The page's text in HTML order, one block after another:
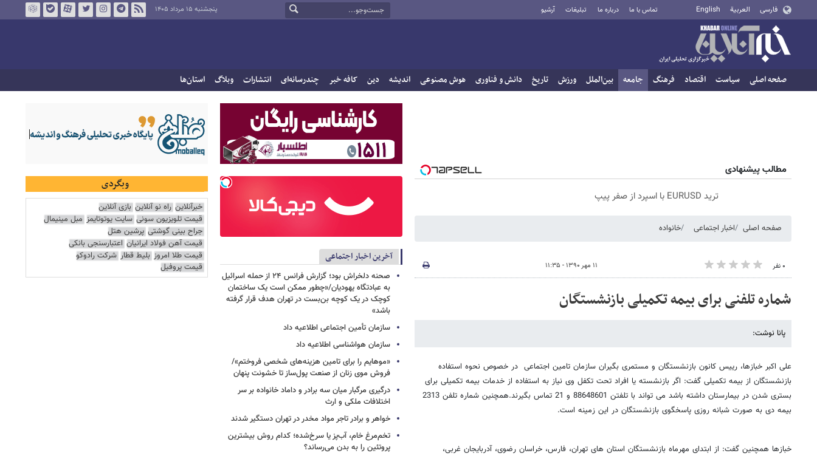
فارسی العربية English تماس با ما درباره ما تبلیغات آرشیو پنجشنبه ۱۵ مرداد ۱۴۰۵
صفحه اصلی سیاست اقتصاد فرهنگ جامعه بین‌الملل ورزش تاریخ دانش و فناوری هوش مصنوعی اندیشه دین کافه خبر چندرسانه‌ای انتشارات وبلاگ استان‌ها
مطالب پیشنهادی
ترید EURUSD با اسپرد از صفر پیپ
صفحه اصلی اخبار اجتماعی خانواده
۰ نفر ۱۱ مهر ۱۳۹۰ - ۱۱:۳۵
شماره تلفنی برای بیمه تکمیلی بازنشستگان
پانا نوشت:
علی اکبر خبازها، رییس کانون بازنشستگان و مستمری بگیران سازمان تامین اجتماعی در خصوص نحوه استفاده
بازنشستگان از بیمه تکمیلی گفت: اگر بازنشسته یا افراد تحت تکفل وی نیاز به استفاده از خدمات بیمه تکمیلی برای
بستری شدن در بیمارستان داشته باشد می تواند با تلفتن 88648601 و 21 تماس بگیرند.همچنین شماره تلفن 2313
بیمه دی به صورت شبانه روزی پاسخگوی بازنشستگان در این زمینه است.
خبازها همچنین گفت: از ابتدای مهرماه بازنشستگان استان های تهران، فارس، خراسان رضوی، آدربایجان غربی،
آخرین اخبار اجتماعی
صحنه دلخراش بود؛ گزارش فرانس ۲۴ از حمله اسرائیل
به عبادتگاه یهودیان/«چطور ممکن است یک ساختمان
کوچک در یک کوچه بن‌بست در تهران هدف قرار گرفته
باشد»
سازمان تأمین اجتماعی اطلاعیه داد
سازمان هواشناسی اطلاعیه داد
«موهایم را برای تامین هزینه‌های شخصی فروختم»/
فروش موی زنان از صنعت پول‌ساز تا خشونت پنهان
درگیری مرگبار میان سه برادر و داماد خانواده بر سر
اختلافات ملکی و ارث
خواهر و برادر تاجر مواد مخدر در تهران دستگیر شدند
تخم‌مرغ خام، آب‌پز یا سرخ‌شده؛ کدام روش بیشترین
پروتئین را به بدن می‌رساند؟
وبگردی
خبرآنلاین راه نو آنلاین بازی آنلاین
قیمت تلویزیون سونی سایت یوتوتایمز مبل مینیمال
جراح بینی گوشتی پرشین هتل
قیمت آهن فولاد ایرانیان اعتبارسنجی بانکی
قیمت طلا امروز بلیط قطار شرکت رادوکو
قیمت پروفیل